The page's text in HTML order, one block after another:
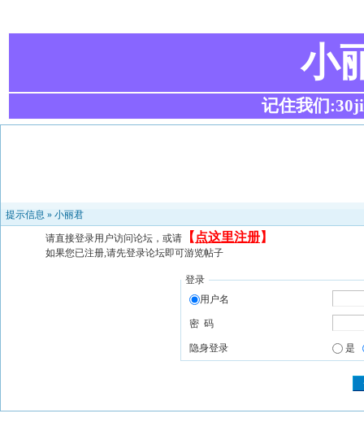
小
记住我们
提示信息 » 小丽君
请直接登录用户访问论坛，或请 【 点这里注册】
如果您已注册,请先登录论坛即可游览帖子
登录
用户名
密 码
隐身登录 是